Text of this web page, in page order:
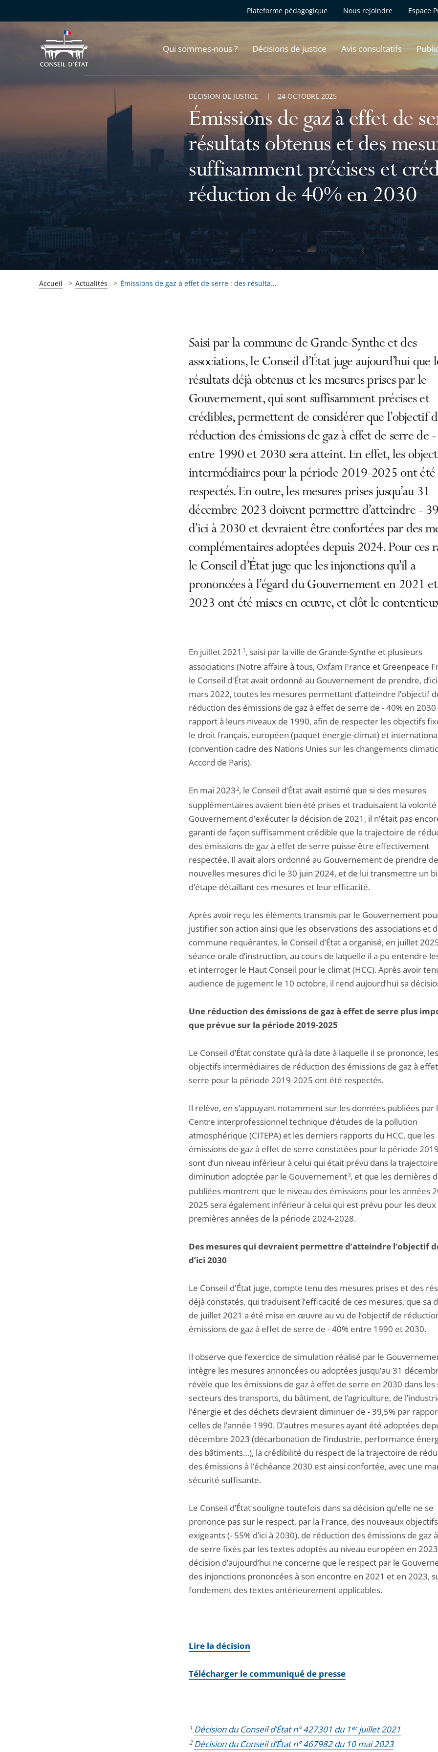
Plateforme pédagogique Nous rejoindre Espace
Qui sommes-nous ? Décisions de justice Avis consultatifs
Émissions de gaz à effet de
résultats obtenus et des
suffisamment précises et
réduction de 40% en 2030
DÉCISION DE JUSTICE 24 OCTOBRE 2025
Accueil Actualités Émissions de gaz à effet de serre : des résulta...
Saisi par la commune de Grande-Synthe et des
associations, le Conseil d’État juge aujourd’hui que
résultats déjà obtenus et les mesures prises par le
Gouvernement, qui sont suffisamment précises et
crédibles, permettent de considérer que l’objectif
réduction des émissions de gaz à effet de serre de
entre 1990 et 2030 sera atteint. En effet, les
intermédiaires pour la période 2019-2025 ont été
respectés. En outre, les mesures prises jusqu’au 31
décembre 2023 doivent permettre d’atteindre -
d’ici à 2030 et devraient être confortées par des
complémentaires adoptées depuis 2024. Pour ces
le Conseil d’État juge que les injonctions qu’il a
prononcées à l’égard du Gouvernement en 2021
2023 ont été mises en œuvre, et clôt le
En juillet 2021 1, saisi par la ville de Grande-Synthe et plusieurs
associations (Notre affaire à tous, Oxfam France et Greenpeace
le Conseil d'État avait ordonné au Gouvernement de prendre, d’ici
mars 2022, toutes les mesures permettant d’atteindre l’objectif
réduction des émissions de gaz à effet de serre de - 40% en
rapport à leurs niveaux de 1990, afin de respecter les objectifs
le droit français, européen (paquet énergie-climat) et
(convention cadre des Nations Unies sur les changements
Accord de Paris).
En mai 20232, le Conseil d’État avait estimé que si des mesures
supplémentaires avaient bien été prises et traduisaient la volonté
Gouvernement d’exécuter la décision de 2021, il n’était pas
garanti de façon suffisamment crédible que la trajectoire de
des émissions de gaz à effet de serre puisse être effectivement
respectée. Il avait alors ordonné au Gouvernement de prendre de
nouvelles mesures d’ici le 30 juin 2024, et de lui transmettre un
d’étape détaillant ces mesures et leur efficacité.
Après avoir reçu les éléments transmis par le Gouvernement
justifier son action ainsi que les observations des associations et
commune requérantes, le Conseil d’État a organisé, en juillet
séance orale d’instruction, au cours de laquelle il a pu entendre
et interroger le Haut Conseil pour le climat (HCC). Après avoir
audience de jugement le 10 octobre, il rend aujourd’hui sa
Une réduction des émissions de gaz à effet de serre plus
que prévue sur la période 2019-2025
Le Conseil d’État constate qu’à la date à laquelle il se prononce, les
objectifs intermédiaires de réduction des émissions de gaz à
serre pour la période 2019-2025 ont été respectés.
Il relève, en s’appuyant notamment sur les données publiées par
Centre interprofessionnel technique d’études de la pollution
atmosphérique (CITEPA) et les derniers rapports du HCC, que les
émissions de gaz à effet de serre constatées pour la période
sont d’un niveau inférieur à celui qui était prévu dans la
diminution adoptée par le Gouvernement3, et que les dernières
publiées montrent que le niveau des émissions pour les années
2025 sera également inférieur à celui qui est prévu pour les deux
premières années de la période 2024-2028.
Des mesures qui devraient permettre d’atteindre l’objectif
d’ici 2030
Le Conseil d'État juge, compte tenu des mesures prises et des
déjà constatés, qui traduisent l’efficacité de ces mesures, que sa
de juillet 2021 a été mise en œuvre au vu de l’objectif de
émissions de gaz à effet de serre de - 40% entre 1990 et 2030.
Il observe que l’exercice de simulation réalisé par le
intègre les mesures annoncées ou adoptées jusqu’au 31
révèle que les émissions de gaz à effet de serre en 2030 dans les
secteurs des transports, du bâtiment, de l’agriculture, de
l’énergie et des déchets devraient diminuer de - 39,5% par
celles de l’année 1990. D’autres mesures ayant été adoptées
décembre 2023 (décarbonation de l’industrie, performance
des bâtiments…), la crédibilité du respect de la trajectoire de
des émissions à l’échéance 2030 est ainsi confortée, avec une
sécurité suffisante.
Le Conseil d’État souligne toutefois dans sa décision qu’elle ne se
prononce pas sur le respect, par la France, des nouveaux
exigeants (- 55% d’ici à 2030), de réduction des émissions de gaz
de serre fixés par les textes adoptés au niveau européen en
décision d’aujourd’hui ne concerne que le respect par le
des injonctions prononcées à son encontre en 2021 et en 2023,
fondement des textes antérieurement applicables.
Lire la décision
Télécharger le communiqué de presse
1 Décision du Conseil d’État n° 427301 du 1erjuillet 2021
2 Décision du Conseil d’État n° 467982 du 10 mai 2023